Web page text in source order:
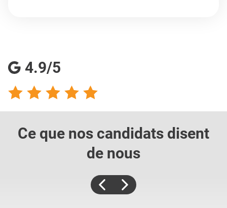
4.9/5
Ce que nos candidats disent
de nous